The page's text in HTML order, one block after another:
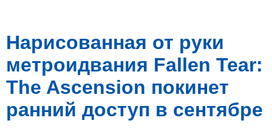
Нарисованная от руки
метроидвания Fallen Tear:
The Ascension покинет
ранний доступ в сентябре